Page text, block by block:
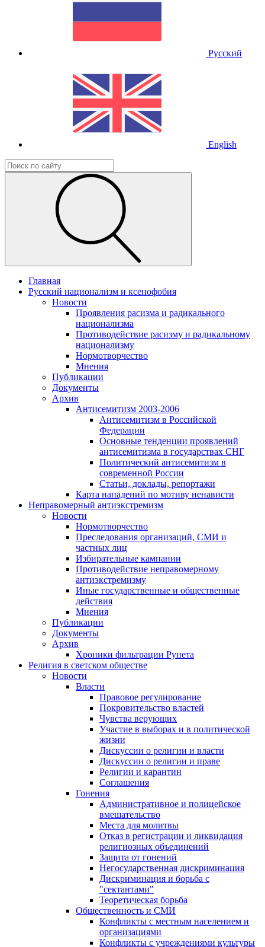
Русский
English
Главная
Русский национализм и ксенофобия
Новости
Проявления расизма и радикального
национализма
Противодействие расизму и радикальному
национализму
Нормотворчество
Мнения
Публикации
Документы
Архив
Антисемитизм 2003-2006
Антисемитизм в Российской
Федерации
Основные тенденции проявлений
антисемитизма в государствах СНГ
Политический антисемитизм в
современной России
Статьи, доклады, репортажи
Карта нападений по мотиву ненависти
Неправомерный антиэкстремизм
Новости
Нормотворчество
Преследования организаций, СМИ и
частных лиц
Избирательные кампании
Противодействие неправомерному
антиэкстремизму
Иные государственные и общественные
действия
Мнения
Публикации
Документы
Архив
Хроники фильтрации Рунета
Религия в светском обществе
Новости
Власти
Правовое регулирование
Покровительство властей
Чувства верующих
Участие в выборах и в политической
жизни
Дискуссии о религии и власти
Дискуссии о религии и праве
Религии и карантин
Соглашения
Гонения
Административное и полицейское
вмешательство
Места для молитвы
Отказ в регистрации и ликвидация
религиозных объединений
Защита от гонений
Негосударственная дискриминация
Дискриминация и борьба с
"сектантами"
Теоретическая борьба
Общественность и СМИ
Конфликты с местным населением и
организациями
Конфликты с учреждениями культуры